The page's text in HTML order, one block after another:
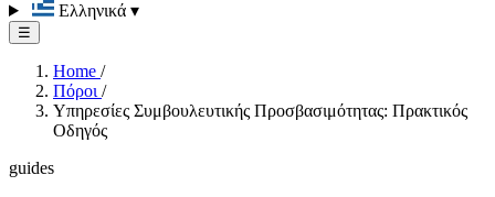
Ελληνικά ▾
☰
Home /
Πόροι /
Υπηρεσίες Συμβουλευτικής Προσβασιμότητας: Πρακτικός
Οδηγός
guides